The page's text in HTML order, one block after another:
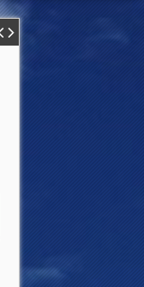
власть и я отошёл